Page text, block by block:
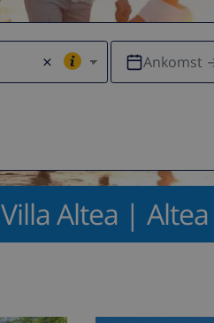
× Ankomst
Villa Altea |